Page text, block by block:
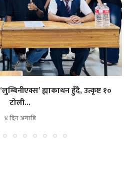
‘लुम्बिनीएक्स’ ह्याकाथन हुँदै, उत्कृष्ट १०
टोली...
४ दिन अगाडि